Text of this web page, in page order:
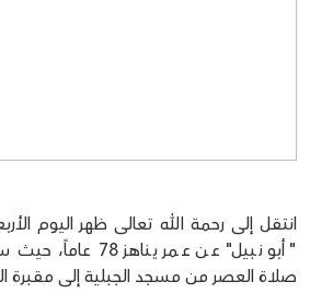
انتقل إلى رحمة الله تعالى ظهر اليوم
"أبو نبيل" عن عمر
صلاة العصر من مسجد الجبلية إلى مقبرة